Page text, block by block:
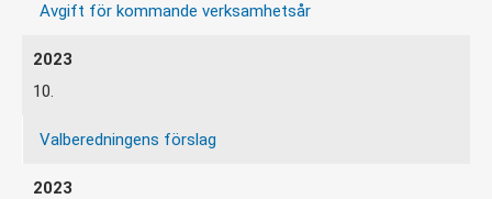
Avgift för kommande verksamhetsår
10.
Valberedningens förslag